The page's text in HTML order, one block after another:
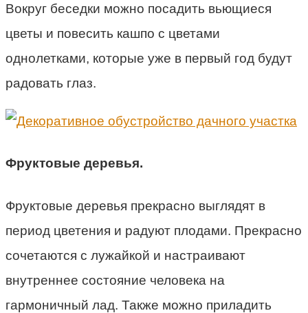
Вокруг беседки можно посадить вьющиеся
цветы и повесить кашпо с цветами
однолетками, которые уже в первый год будут
радовать глаз.
Фруктовые деревья.
Фруктовые деревья прекрасно выглядят в
период цветения и радуют плодами. Прекрасно
сочетаются с лужайкой и настраивают
внутреннее состояние человека на
гармоничный лад. Также можно приладить